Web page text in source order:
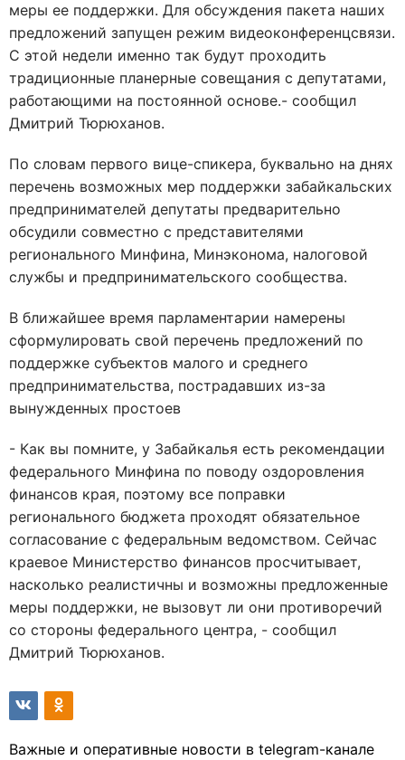
меры ее поддержки. Для обсуждения пакета наших
предложений запущен режим видеоконференцсвязи.
С этой недели именно так будут проходить
традиционные планерные совещания с депутатами,
работающими на постоянной основе.- сообщил
Дмитрий Тюрюханов.
По словам первого вице-спикера, буквально на днях
перечень возможных мер поддержки забайкальских
предпринимателей депутаты предварительно
обсудили совместно с представителями
регионального Минфина, Минэконома, налоговой
службы и предпринимательского сообщества.
В ближайшее время парламентарии намерены
сформулировать свой перечень предложений по
поддержке субъектов малого и среднего
предпринимательства, пострадавших из-за
вынужденных простоев
- Как вы помните, у Забайкалья есть рекомендации
федерального Минфина по поводу оздоровления
финансов края, поэтому все поправки
регионального бюджета проходят обязательное
согласование с федеральным ведомством. Сейчас
краевое Министерство финансов просчитывает,
насколько реалистичны и возможны предложенные
меры поддержки, не вызовут ли они противоречий
со стороны федерального центра, - сообщил
Дмитрий Тюрюханов.
Важные и оперативные новости в telegram-канале